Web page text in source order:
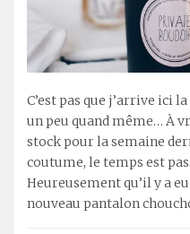
C’est pas que j’arrive ici
un peu quand même… À
stock pour la semaine
coutume, le temps est
Heureusement qu’il y a
nouveau pantalon